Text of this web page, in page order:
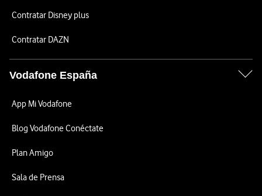
Contratar Disney plus
Contratar DAZN
Vodafone España
App Mi Vodafone
Blog Vodafone Conéctate
Plan Amigo
Sala de Prensa